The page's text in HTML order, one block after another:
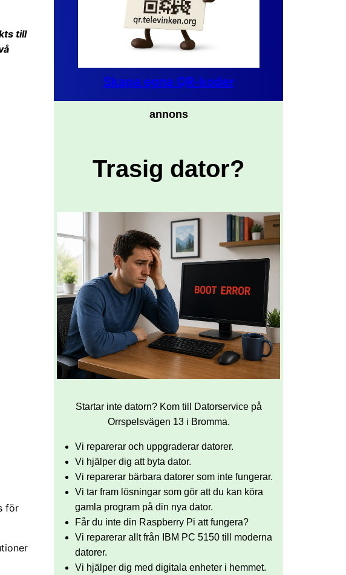
till
för
Skapa egna QR-koder
annons
Trasig dator?
Startar inte datorn? Kom till Datorservice på
Orrspelsvägen 13 i Bromma.
Vi reparerar och uppgraderar datorer.
Vi hjälper dig att byta dator.
Vi reparerar bärbara datorer som inte fungerar.
Vi tar fram lösningar som gör att du kan köra
gamla program på din nya dator.
Får du inte din Raspberry Pi att fungera?
Vi reparerar allt från IBM PC 5150 till moderna
datorer.
Vi hjälper dig med digitala enheter i hemmet.